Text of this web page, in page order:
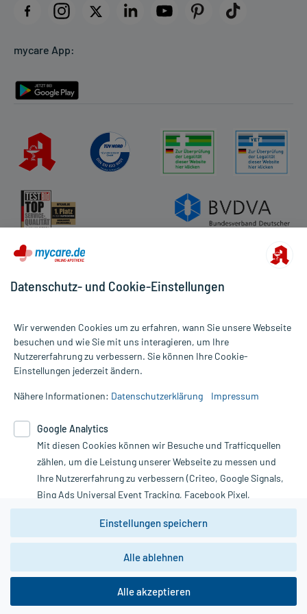
Datenschutz
Rückgabe/Widerruf
mycare App:
Alle Preise gelten inkl. MwSt., ggf. zzgl. Versandkosten
Informationen auf dieser Website werden ausschließlich für
die Untersuchung und Behandlung durch einen Arzt. Bitte
Therapien eingeleitet werden können. | Diese Webseite benutzt
Google Analytics. Lesen Sie bitte dazu die wichtigen Hinweise in
unserer Datenschutzerklärung. Für den Widerruf einer Bestellung
nutzen Sie das Formular:
Vertrag widerrufen
*Hinweise zu unseren Aktionen und Bewertungen
copyright @ 2026 Roland Helle e.K. - Versandapotheke - Alle Rechte vorbehalten
Datenschutz- und Cookie-Einstellungen
Wir verwenden Cookies um zu erfahren, wann Sie unsere Webseite
besuchen und wie Sie mit uns interagieren, um Ihre
Nutzererfahrung zu verbessern. Sie können Ihre Cookie-
Einstellungen jederzeit ändern.
Nähere Informationen: Datenschutzerklärung Impressum
Google Analytics
Mit diesen Cookies können wir Besuche und Trafficquellen
zählen, um die Leistung unserer Webseite zu messen und
Ihre Nutzererfahrung zu verbessern (Criteo, Google Signals,
Bing Ads Universal Event Tracking, Facebook Pixel,
Youtube-Social Plugin).
Wir weisen darauf hin, dass die
zwingend den Europäischen Anforderungen gem. EU-
DSGVO genügen und ein Datentransfer in Drittstaaten bzw.
Daten dort verarbeitet werden, kann nicht geprüft und
nachvollzogen werden.
Einstellungen speichern
Alle ablehnen
Alle akzeptieren